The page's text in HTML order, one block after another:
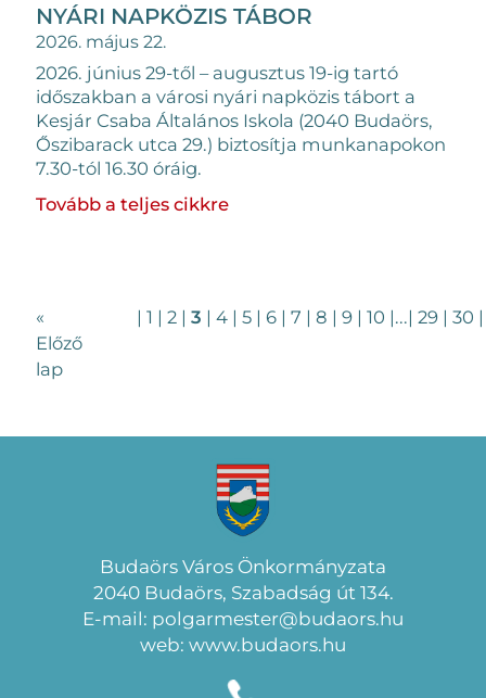
NYÁRI NAPKÖZIS TÁBOR
2026. május 22.
2026. június 29-től – augusztus 19-ig tartó
időszakban a városi nyári napközis tábort a
Kesjár Csaba Általános Iskola (2040 Budaörs,
Őszibarack utca 29.) biztosítja munkanapokon
7.30-tól 16.30 óráig.
Tovább a teljes cikkre
«
Előző
lap
| 1 | 2 | 3 | 4 | 5 | 6 | 7 | 8 | 9 | 10 |...| 29 | 30 |
Budaörs Város Önkormányzata
2040 Budaörs, Szabadság út 134.
E-mail: polgarmester@budaors.hu
web: www.budaors.hu